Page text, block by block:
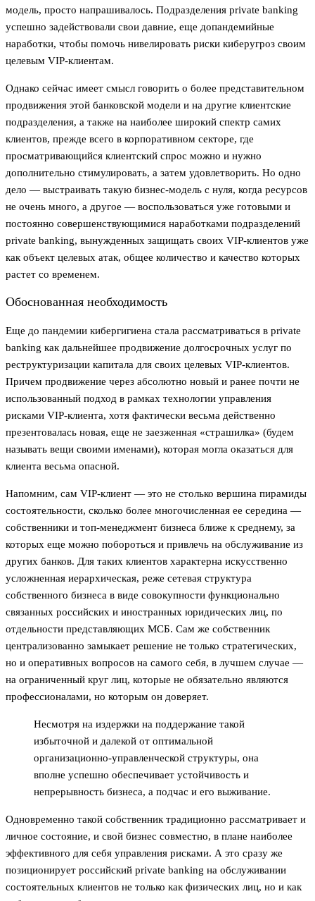
модель, просто напрашивалось. Подразделения private banking
успешно задействовали свои давние, еще допандемийные
наработки, чтобы помочь нивелировать риски киберугроз своим
целевым VIP-клиентам.
Однако сейчас имеет смысл говорить о более представительном
продвижения этой банковской модели и на другие клиентские
подразделения, а также на наиболее широкий спектр самих
клиентов, прежде всего в корпоративном секторе, где
просматривающийся клиентский спрос можно и нужно
дополнительно стимулировать, а затем удовлетворить. Но одно
дело — выстраивать такую бизнес-модель с нуля, когда ресурсов
не очень много, а другое — воспользоваться уже готовыми и
постоянно совершенствующимися наработками подразделений
private banking, вынужденных защищать своих VIP-клиентов уже
как объект целевых атак, общее количество и качество которых
растет со временем.
Обоснованная необходимость
Еще до пандемии кибергигиена стала рассматриваться в private
banking как дальнейшее продвижение долгосрочных услуг по
реструктуризации капитала для своих целевых VIP-клиентов.
Причем продвижение через абсолютно новый и ранее почти не
использованный подход в рамках технологии управления
рисками VIP-клиента, хотя фактически весьма действенно
презентовалась новая, еще не заезженная «страшилка» (будем
называть вещи своими именами), которая могла оказаться для
клиента весьма опасной.
Напомним, сам VIP-клиент — это не столько вершина пирамиды
состоятельности, сколько более многочисленная ее середина —
собственники и топ-менеджмент бизнеса ближе к среднему, за
которых еще можно побороться и привлечь на обслуживание из
других банков. Для таких клиентов характерна искусственно
усложненная иерархическая, реже сетевая структура
собственного бизнеса в виде совокупности функционально
связанных российских и иностранных юридических лиц, по
отдельности представляющих МСБ. Сам же собственник
централизованно замыкает решение не только стратегических,
но и оперативных вопросов на самого себя, в лучшем случае —
на ограниченный круг лиц, которые не обязательно являются
профессионалами, но которым он доверяет.
Несмотря на издержки на поддержание такой
избыточной и далекой от оптимальной
организационно-управленческой структуры, она
вполне успешно обеспечивает устойчивость и
непрерывность бизнеса, а подчас и его выживание.
Одновременно такой собственник традиционно рассматривает и
личное состояние, и свой бизнес совместно, в плане наиболее
эффективного для себя управления рисками. А это сразу же
позиционирует российский private banking на обслуживании
состоятельных клиентов не только как физических лиц, но и как